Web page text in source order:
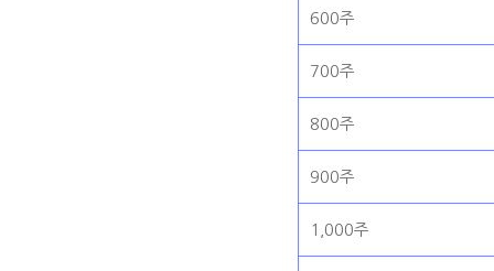
600주
700주
800주
900주
1,000주